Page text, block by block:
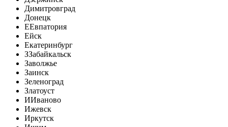
Димитровград
Донецк
ЕЕвпатория
Ейск
Екатеринбург
ЗЗабайкальск
Заволжье
Заинск
Зеленоград
Златоуст
ИИваново
Ижевск
Иркутск